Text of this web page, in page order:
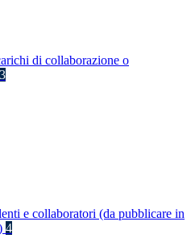
di collaborazione o
e collaboratori (da pubblicare in
4